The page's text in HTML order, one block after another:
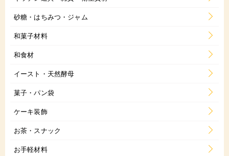
砂糖・はちみつ・ジャム
和菓子材料
和食材
イースト・天然酵母
菓子・パン袋
ケーキ装飾
お茶・スナック
お手軽材料